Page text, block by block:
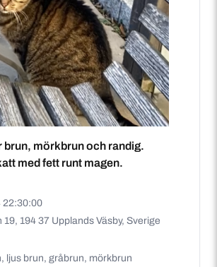
brun, mörkbrun och randig.
med fett runt magen.
19, 194 37 Upplands Väsby, Sverige
ljus brun, gråbrun, mörkbrun